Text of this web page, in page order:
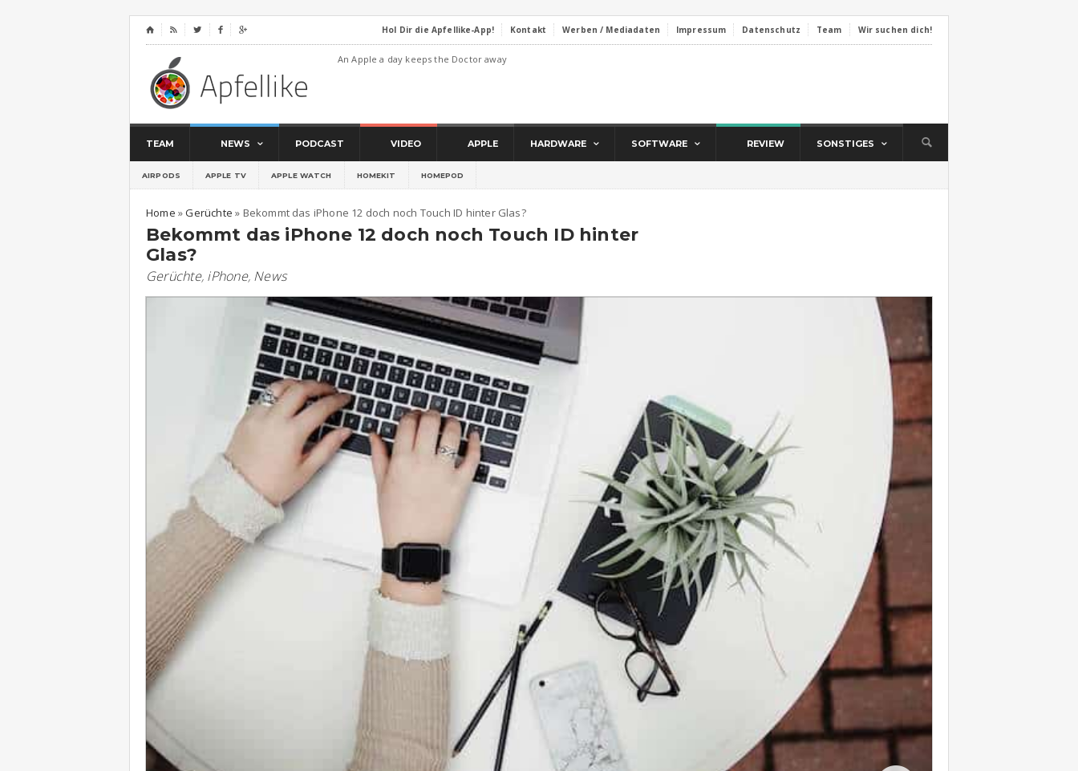
⌂     Hol Dir die Apfellike-App! Kontakt Werben / Mediadaten Impressum Datenschutz Team Wir suchen dich!
An Apple a day keeps the Doctor away
TEAM NEWS PODCAST VIDEO APPLE HARDWARE SOFTWARE REVIEW SONSTIGES
AIRPODS APPLE TV APPLE WATCH HOMEKIT HOMEPOD
Home »Gerüchte » Bekommt das iPhone 12 doch noch Touch ID hinter Glas?
Bekommt das iPhone 12 doch noch Touch ID hinter
Glas?
Gerüchte, iPhone, News